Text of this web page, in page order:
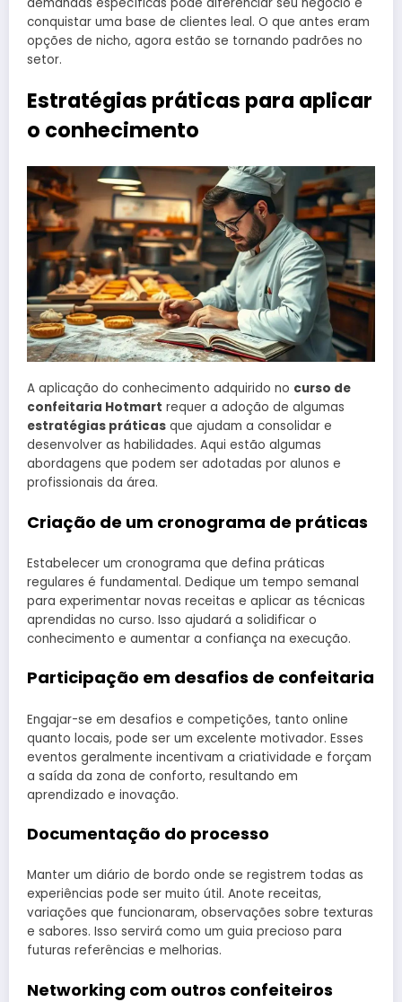
conquistar uma base de clientes leal. O que antes eram
opções de nicho, agora estão se tornando padrões no
setor.
Estratégias práticas para aplicar
o conhecimento
A aplicação do conhecimento adquirido no curso de
confeitaria Hotmart requer a adoção de algumas
estratégias práticas que ajudam a consolidar e
desenvolver as habilidades. Aqui estão algumas
abordagens que podem ser adotadas por alunos e
profissionais da área.
Criação de um cronograma de práticas
Estabelecer um cronograma que defina práticas
regulares é fundamental. Dedique um tempo semanal
para experimentar novas receitas e aplicar as técnicas
aprendidas no curso. Isso ajudará a solidificar o
conhecimento e aumentar a confiança na execução.
Participação em desafios de confeitaria
Engajar-se em desafios e competições, tanto online
quanto locais, pode ser um excelente motivador. Esses
eventos geralmente incentivam a criatividade e forçam
a saída da zona de conforto, resultando em
aprendizado e inovação.
Documentação do processo
Manter um diário de bordo onde se registrem todas as
experiências pode ser muito útil. Anote receitas,
variações que funcionaram, observações sobre texturas
e sabores. Isso servirá como um guia precioso para
futuras referências e melhorias.
Networking com outros confeiteiros